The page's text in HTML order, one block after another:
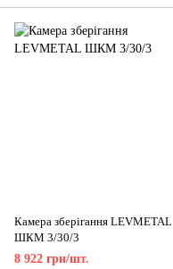
Камера зберігання LEVMETAL
ШКМ 3/30/3
8 922 грн/шт.